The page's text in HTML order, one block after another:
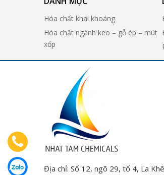
Hóa chất khai khoáng
Hóa chất ngành keo – gỗ ép – mút
xốp
Địa chỉ: Số 12, ngõ 29, tổ 4, La